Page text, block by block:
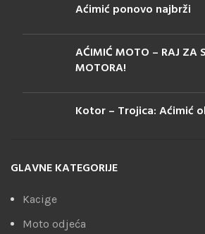
Aćimić ponovo najbrži
AĆIMIĆ MOTO – RAJ ZA
MOTORA!
Kotor – Trojica: Aćimić
GLAVNE KATEGORIJE
Kacige
Moto odjeća